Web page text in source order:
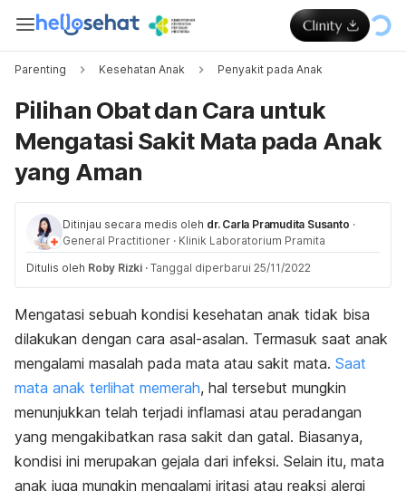
Parenting Kesehatan Anak Penyakit pada Anak
Pilihan Obat dan Cara untuk
Mengatasi Sakit Mata pada Anak
yang Aman
Ditinjau secara medis oleh dr. Carla Pramudita Susanto ·
General Practitioner · Klinik Laboratorium Pramita
Ditulis oleh Roby Rizki · Tanggal diperbarui 25/11/2022
Mengatasi sebuah kondisi kesehatan anak tidak bisa
dilakukan dengan cara asal-asalan. Termasuk saat anak
mengalami masalah pada mata atau sakit mata. Saat
mata anak terlihat memerah, hal tersebut mungkin
menunjukkan telah terjadi inflamasi atau peradangan
yang mengakibatkan rasa sakit dan gatal. Biasanya,
kondisi ini merupakan gejala dari infeksi. Selain itu, mata
anak juga mungkin mengalami iritasi atau reaksi alergi